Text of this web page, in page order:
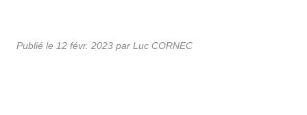
Publié le 12 févr. 2023 par Luc CORNEC